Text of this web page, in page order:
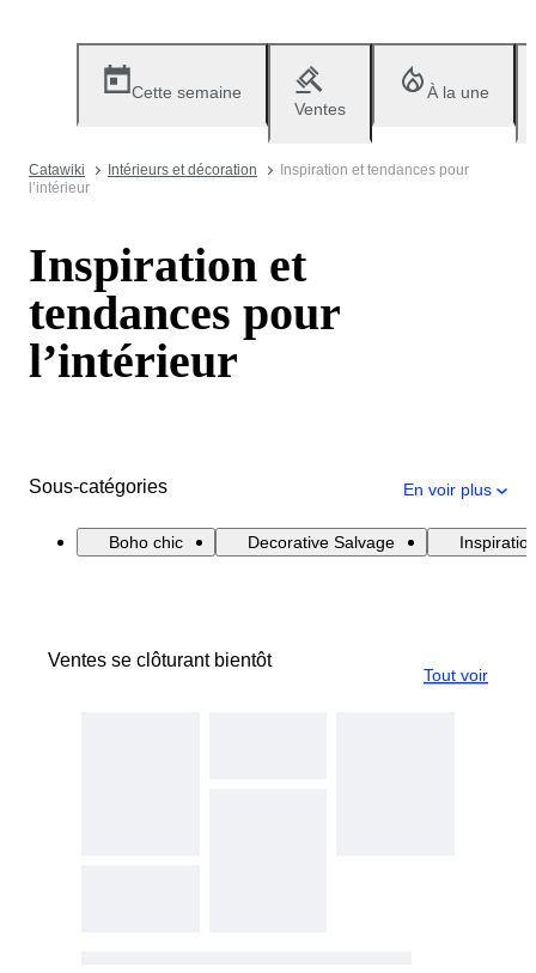
Cette semaine
Ventes
À la une
Catawiki Intérieurs et décoration
Inspiration et tendances pour
l’intérieur
Inspiration et
tendances pour
l’intérieur
Sous-catégories En voir plus
Boho chic Decorative Salvage
Ventes se clôturant bientôt
Tout voir